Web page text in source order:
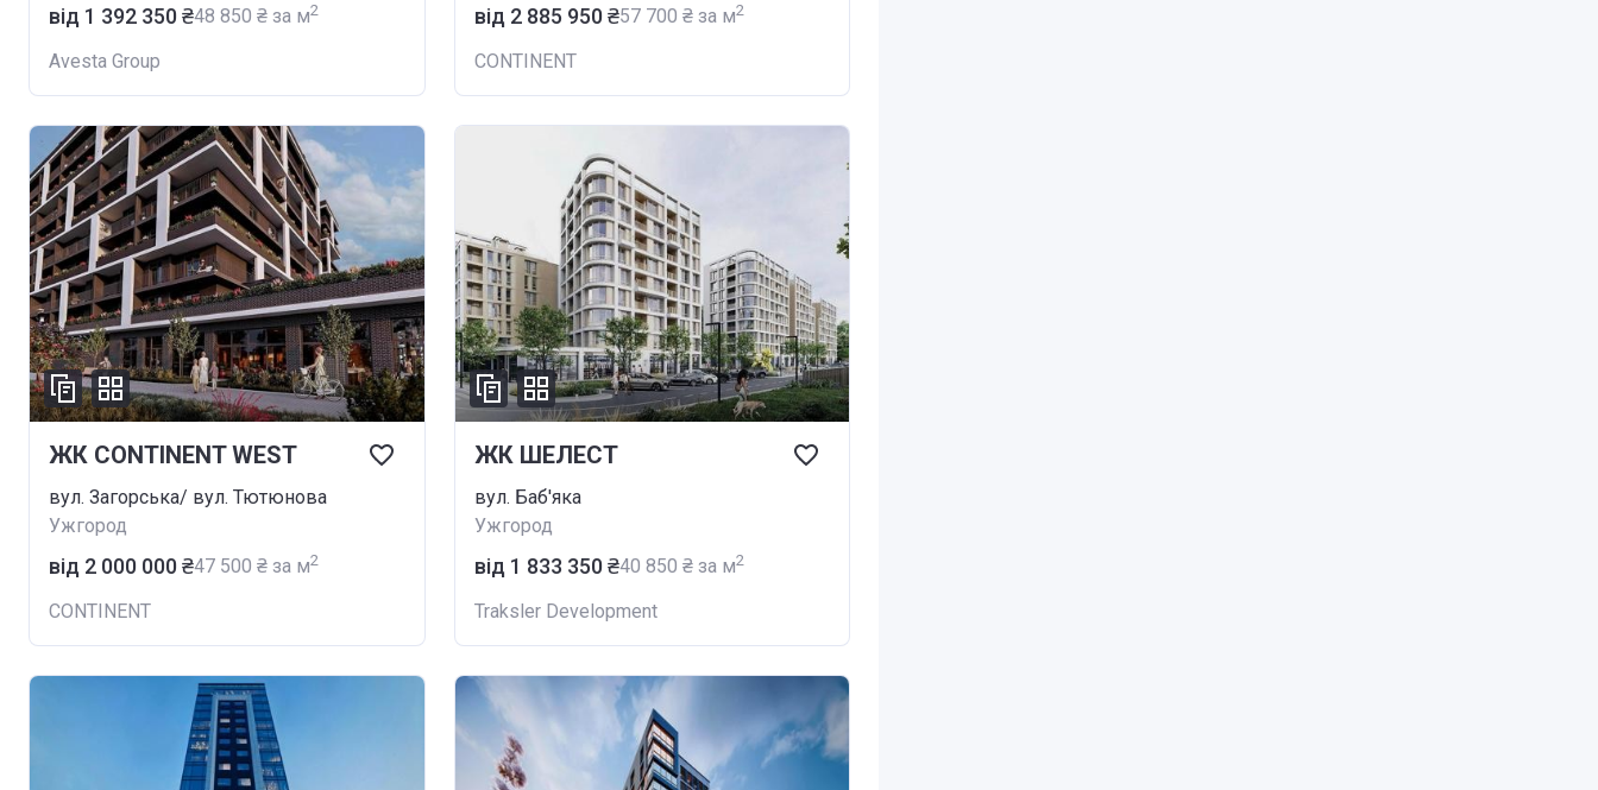
від ‍1 392 350 ₴‍48 850 ₴ за м2
Avesta Group
від ‍2 885 950 ₴‍57 700 ₴ за м2
CONTINENT
ЖК CONTINENT WEST
вул. Загорська/ вул. Тютюнова
Ужгород
від ‍2 000 000 ₴‍47 500 ₴ за м2
CONTINENT
ЖК ШЕЛЕСТ
вул. Баб'яка
Ужгород
від ‍1 833 350 ₴‍40 850 ₴ за м2
Traksler Development